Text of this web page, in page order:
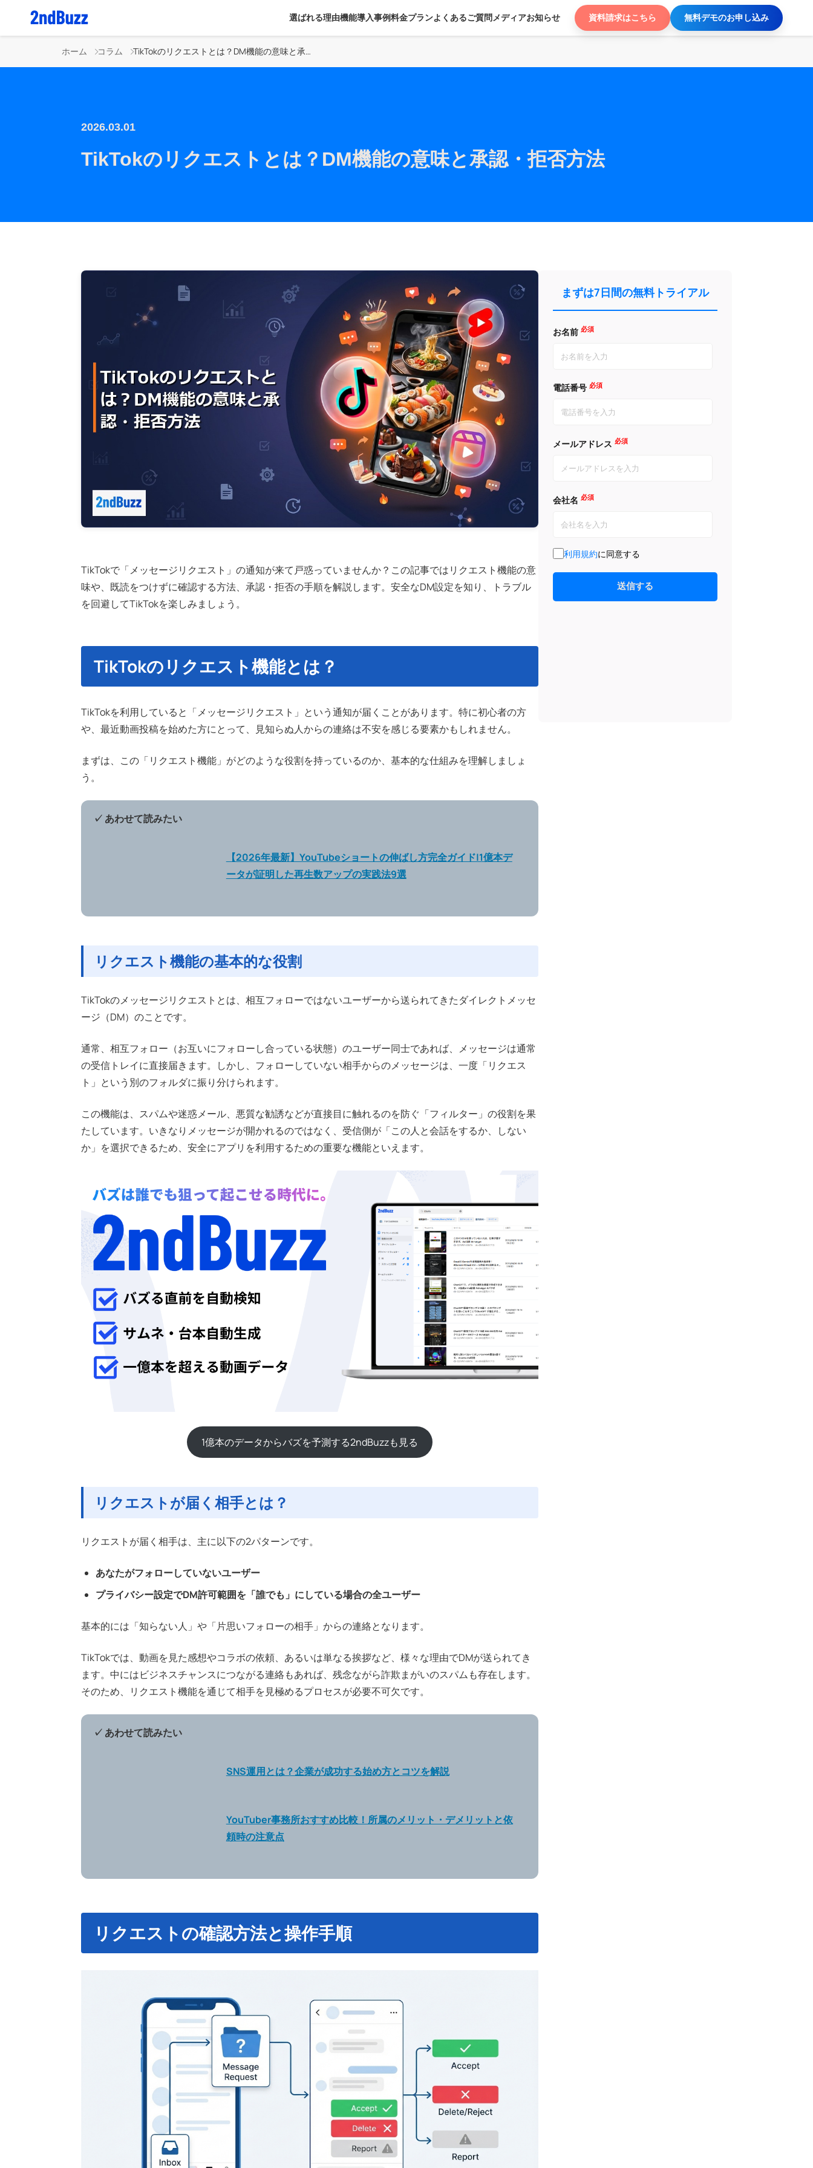
選ばれる理由機能導入事例料金プランよくあるご質問 メディアお知らせ 資料請求はこちら 無料デモのお申し込み
ホーム コラム TikTokのリクエストとは？DM機能の意味と承認・拒否方法
2026.03.01
TikTokのリクエストとは？DM機能の意味と承認・拒否方法
TikTokで「メッセージリクエスト」の通知が来て戸惑っていませんか？この記事ではリクエスト機能の意
味や、既読をつけずに確認する方法、承認・拒否の手順を解説します。安全なDM設定を知り、トラブル
を回避してTikTokを楽しみましょう。
TikTokのリクエスト機能とは？
TikTokを利用していると「メッセージリクエスト」という通知が届くことがあります。特に初心者の方
や、最近動画投稿を始めた方にとって、見知らぬ人からの連絡は不安を感じる要素かもしれません。
まずは、この「リクエスト機能」がどのような役割を持っているのか、基本的な仕組みを理解しましょ
う。
✓ あわせて読みたい
【2026年最新】YouTubeショートの伸ばし方完全ガイド|1億本デ
ータが証明した再生数アップの実践法9選
リクエスト機能の基本的な役割
TikTokのメッセージリクエストとは、相互フォローではないユーザーから送られてきたダイレクトメッセ
ージ（DM）のことです。
通常、相互フォロー（お互いにフォローし合っている状態）のユーザー同士であれば、メッセージは通常
の受信トレイに直接届きます。しかし、フォローしていない相手からのメッセージは、一度「リクエス
ト」という別のフォルダに振り分けられます。
この機能は、スパムや迷惑メール、悪質な勧誘などが直接目に触れるのを防ぐ「フィルター」の役割を果
たしています。いきなりメッセージが開かれるのではなく、受信側が「この人と会話をするか、しない
か」を選択できるため、安全にアプリを利用するための重要な機能といえます。
1億本のデータからバズを予測する2ndBuzzも見る
リクエストが届く相手とは？
リクエストが届く相手は、主に以下の2パターンです。
あなたがフォローしていないユーザー
プライバシー設定でDM許可範囲を「誰でも」にしている場合の全ユーザー
基本的には「知らない人」や「片思いフォローの相手」からの連絡となります。
TikTokでは、動画を見た感想やコラボの依頼、あるいは単なる挨拶など、様々な理由でDMが送られてき
ます。中にはビジネスチャンスにつながる連絡もあれば、残念ながら詐欺まがいのスパムも存在します。
そのため、リクエスト機能を通じて相手を見極めるプロセスが必要不可欠です。
✓ あわせて読みたい
SNS運用とは？企業が成功する始め方とコツを解説
YouTuber事務所おすすめ比較！所属のメリット・デメリットと依
頼時の注意点
リクエストの確認方法と操作手順
まずは7日間の無料トライアル
お名前 必須
電話番号 必須
メールアドレス 必須
会社名 必須
利用規約に同意する